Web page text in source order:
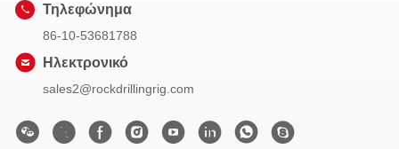
Τηλεφώνημα
86-10-53681788
Ηλεκτρονικό
sales2@rockdrillingrig.com